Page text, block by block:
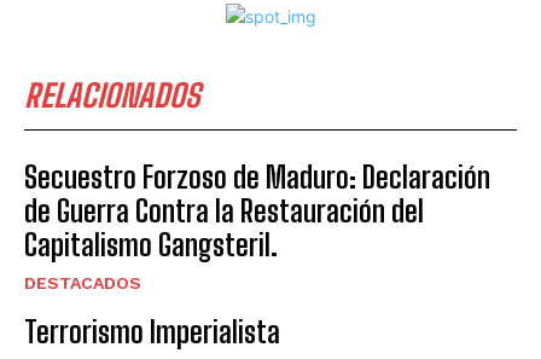
RELACIONADOS
Secuestro Forzoso de Maduro: Declaración
de Guerra Contra la Restauración del
Capitalismo Gangsteril.
DESTACADOS
Terrorismo Imperialista